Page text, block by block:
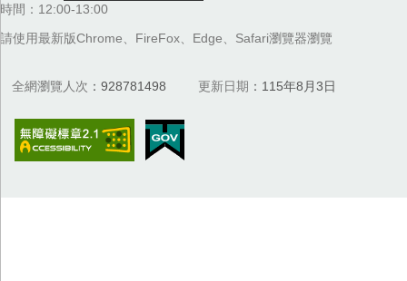
時間：12:00-13:00
請使用最新版Chrome、FireFox、Edge、Safari瀏覽器瀏覽
全網瀏覽人次 928781498 更新日期 115年8月3日